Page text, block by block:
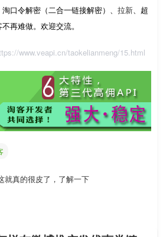
口令解密（二合一链接解密）、 拉新 、超
再难做。欢迎交流。
www.veapi.cn/taokelianmeng/15.html
就真的很皮了，了解一下